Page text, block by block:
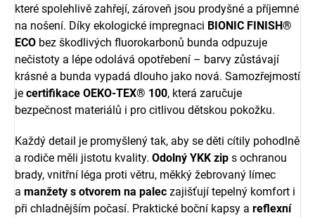
které spolehlivě zahřejí, zároveň jsou prodyšné a příjemné
na nošení. Díky ekologické impregnaci BIONIC FINISH®
ECO bez škodlivých fluorokarbonů bunda odpuzuje
nečistoty a lépe odolává opotřebení – barvy zůstávají
krásné a bunda vypadá dlouho jako nová. Samozřejmostí
je certifikace OEKO-TEX® 100, která zaručuje
bezpečnost materiálů i pro citlivou dětskou pokožku.
Každý detail je promyšlený tak, aby se děti cítily pohodlně
a rodiče měli jistotu kvality. Odolný YKK zip s ochranou
brady, vnitřní léga proti větru, měkký žebrovaný límec
a manžety s otvorem na palec zajišťují tepelný komfort i
při chladnějším počasí. Praktické boční kapsy a reflexní